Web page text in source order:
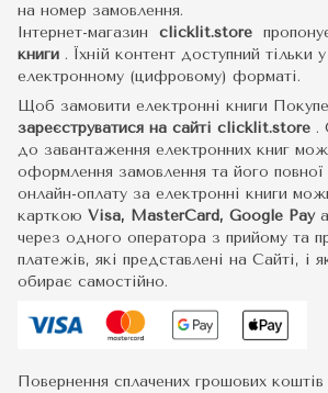
на номер замовлення.
Інтернет-магазин clicklit.store
книги . Їхній контент доступний тільки
електронному (цифровому) форматі.
Щоб замовити електронні книги
зареєструватися на сайті clicklit.store .
до завантаження електронних книг
оформлення замовлення та його повної
онлайн-оплату за електронні книги
карткою Visa, MasterCard, Google Pay
через одного оператора з прийому та
платежів, які представлені на Сайті, і
обирає самостійно.
Повернення сплачених грошових